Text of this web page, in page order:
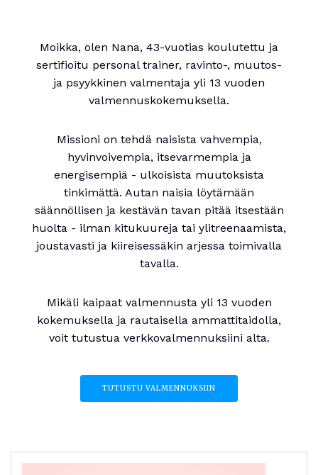
Moikka, olen Nana, 43-vuotias koulutettu ja
sertifioitu personal trainer, ravinto-, muutos-
ja psyykkinen valmentaja yli 13 vuoden
valmennuskokemuksella.
Missioni on tehdä naisista vahvempia,
hyvinvoivempia, itsevarmempia ja
energisempiä - ulkoisista muutoksista
tinkimättä. Autan naisia löytämään
säännöllisen ja kestävän tavan pitää itsestään
huolta - ilman kitukuureja tai ylitreenaamista,
joustavasti ja kiireisessäkin arjessa toimivalla
tavalla.
Mikäli kaipaat valmennusta yli 13 vuoden
kokemuksella ja rautaisella ammattitaidolla,
voit tutustua verkkovalmennuksiini alta.
TUTUSTU VALMENNUKSIIN